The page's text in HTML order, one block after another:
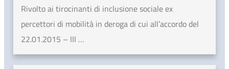
Rivolto ai tirocinanti di inclusione sociale ex
percettori di mobilità in deroga di cui all’accordo del
22.01.2015 – III …